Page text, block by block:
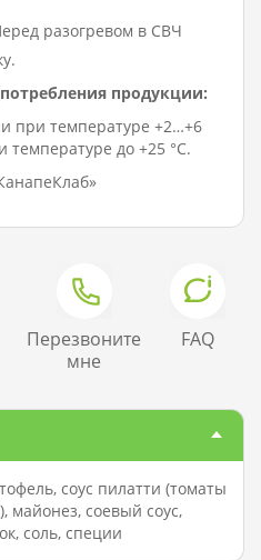
разогревом в СВЧ
продукции:
при температуре +2…+6
температуре до +25 °C.
соус пилатти (томаты
майонез, соевый соус,
соль, специи
Перезвоните
мне
FAQ